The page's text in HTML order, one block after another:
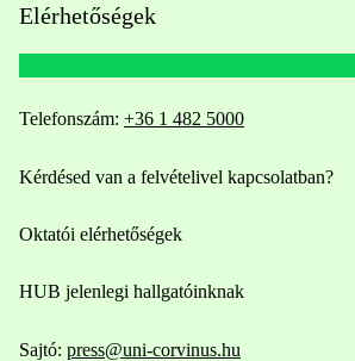
Elérhetőségek
Telefonszám: +36 1 482 5000
Kérdésed van a felvételivel kapcsolatban?
Oktatói elérhetőségek
HUB jelenlegi hallgatóinknak
Sajtó: press@uni-corvinus.hu